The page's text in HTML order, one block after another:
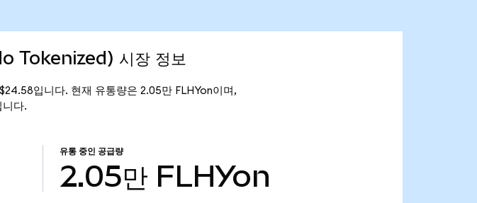
Tokenized) 시장 정보
입니다. 현재 유통량은 2.05만 FLHYon이며,
다.
유통 중인 공급량
2.05만 FLHYon